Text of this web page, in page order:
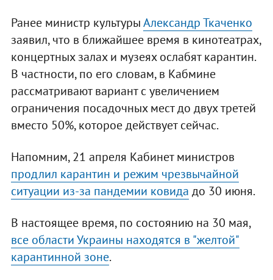
Ранее министр культурыАлександр Ткаченко
заявил, что в ближайшее время в кинотеатрах,
концертных залах и музеях ослабят карантин.
В частности, по его словам, в Кабмине
рассматривают вариант с увеличением
ограничения посадочных мест до двух третей
вместо 50%, которое действует сейчас.
Напомним, 21 апреля Кабинет министров
продлил карантин и режим чрезвычайной
ситуации из-за пандемии ковида до 30 июня.
В настоящее время, по состоянию на 30 мая,
все области Украины находятся в "желтой"
карантинной зоне.